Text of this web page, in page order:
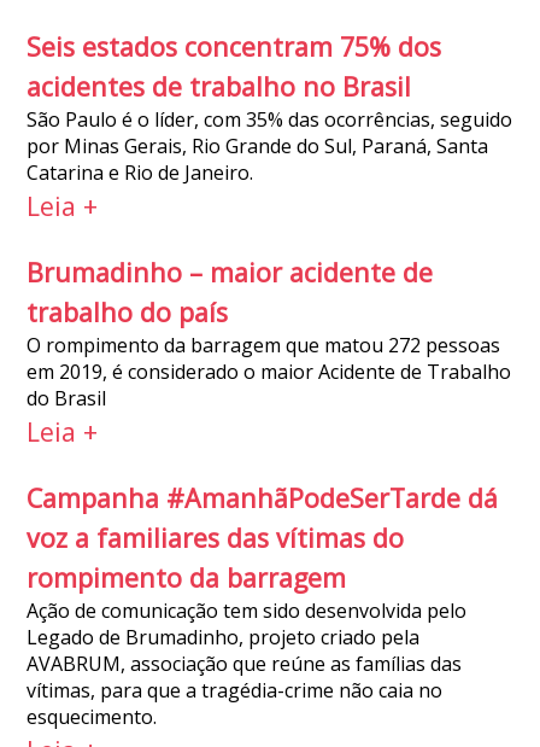
Seis estados concentram 75% dos
acidentes de trabalho no Brasil
São Paulo é o líder, com 35% das ocorrências, seguido
por Minas Gerais, Rio Grande do Sul, Paraná, Santa
Catarina e Rio de Janeiro.
Leia +
Brumadinho – maior acidente de
trabalho do país
O rompimento da barragem que matou 272 pessoas
em 2019, é considerado o maior Acidente de Trabalho
do Brasil
Leia +
Campanha #AmanhãPodeSerTarde dá
voz a familiares das vítimas do
rompimento da barragem
Ação de comunicação tem sido desenvolvida pelo
Legado de Brumadinho, projeto criado pela
AVABRUM, associação que reúne as famílias das
vítimas, para que a tragédia-crime não caia no
esquecimento.